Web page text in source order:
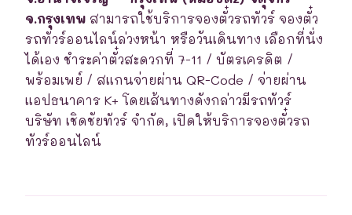
จ.กรุงเทพ สามารถใช้บริการจองตั๋วรถทัวร์ จองตั๋ว
รถทัวร์ออนไลน์ล่วงหน้า หรือวันเดินทาง เลือกที่นั่ง
ได้เอง ชำระค่าตั๋วสะดวกที่ 7-11 / บัตรเครดิต /
พร้อมเพย์ / สแกนจ่ายผ่าน QR-Code / จ่ายผ่าน
แอปธนาคาร K+ โดยเส้นทางดังกล่าวมีรถทัวร์
บริษัท เชิดชัยทัวร์ จำกัด, เปิดให้บริการจองตั๋วรถ
ทัวร์ออนไลน์